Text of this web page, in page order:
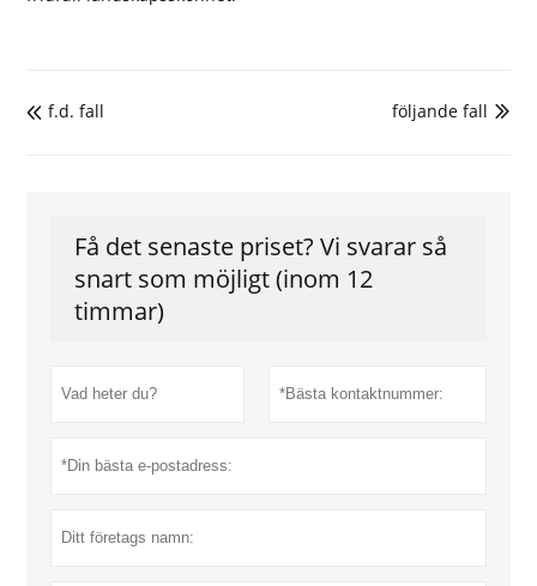
 f.d. fall 
följande fall
Få det senaste priset? Vi svarar så
snart som möjligt (inom 12
timmar)